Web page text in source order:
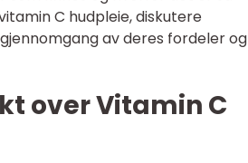
C hudpleie, diskutere
av deres fordeler og
over Vitamin C